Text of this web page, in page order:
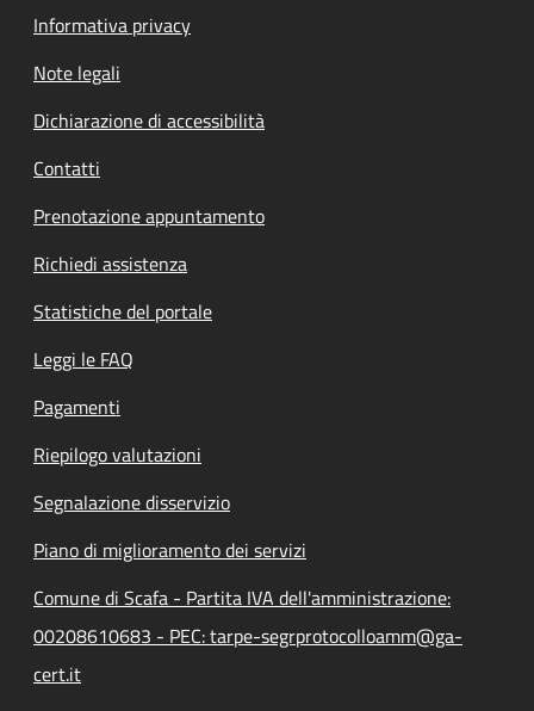
Informativa privacy
Note legali
Dichiarazione di accessibilità
Contatti
Prenotazione appuntamento
Richiedi assistenza
Statistiche del portale
Leggi le FAQ
Pagamenti
Riepilogo valutazioni
Segnalazione disservizio
Piano di miglioramento dei servizi
Comune di Scafa - Partita IVA dell'amministrazione:
00208610683 - PEC: tarpe-segrprotocolloamm@ga-
cert.it